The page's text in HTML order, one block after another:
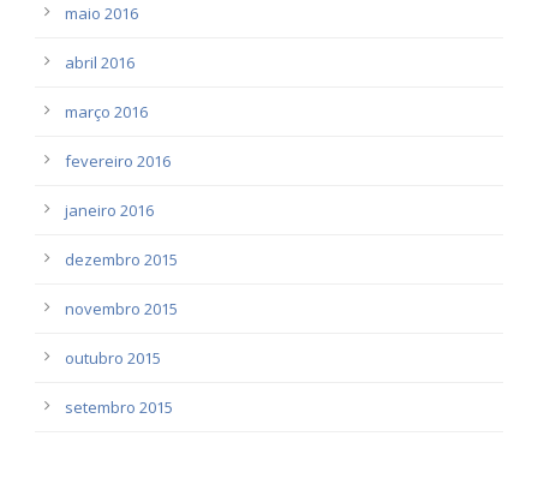
maio 2016
abril 2016
março 2016
fevereiro 2016
janeiro 2016
dezembro 2015
novembro 2015
outubro 2015
setembro 2015